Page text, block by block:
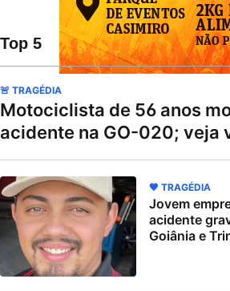
Top 5
🚨 TRAGÉDIA
Motociclista de 56 anos
acidente na GO-020; veja
🖤 TRAGÉDIA
Jovem
acidente
Goiânia e